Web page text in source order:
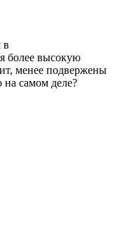
в
более высокую
менее подвержены
самом деле?